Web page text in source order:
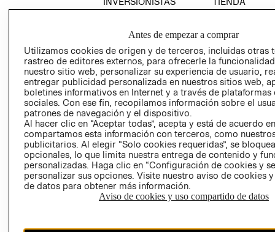
EMPRESARIAL
CONDICIONES
AVISO DE
PRIVACIDAD
GIFT CARD
AVISO DE
COOKIES
Chile ($)
Antes de empezar a comprar
Utilizamos cookies de origen y de terceros, incluidas otras
rastreo de editores externos, para ofrecerle la
nuestro sitio web, personalizar su experiencia de usuario,
entregar publicidad personalizada en nuestros sitios web,
boletines informativos en Internet y a través de plataformas
sociales. Con ese fin, recopilamos información sobre el
patrones de navegación y el dispositivo.
Al hacer clic en “Aceptar todas”, acepta y está de acuerdo
compartamos esta información con terceros, como
publicitarios. Al elegir “Solo cookies requeridas”, se
opcionales, lo que limita nuestra entrega de contenido y
personalizadas. Haga clic en “Configuración de cookies y
personalizar sus opciones. Visite nuestro aviso de cookies
de datos para obtener más información.
Aviso de cookies y uso compartido de datos